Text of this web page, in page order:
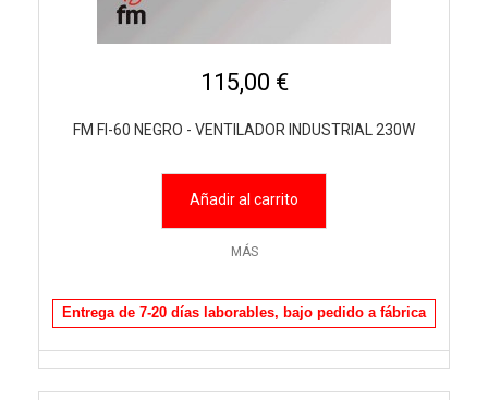
115,00 €
FM FI-60 NEGRO - VENTILADOR INDUSTRIAL 230W
Añadir al carrito
MÁS
Entrega de 7-20 días laborables, bajo pedido a fábrica